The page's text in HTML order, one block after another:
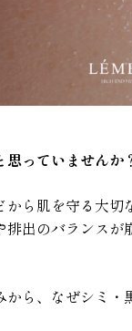
思っていませんか
ら肌を守る大切
排出のバランス
から、なぜシミ